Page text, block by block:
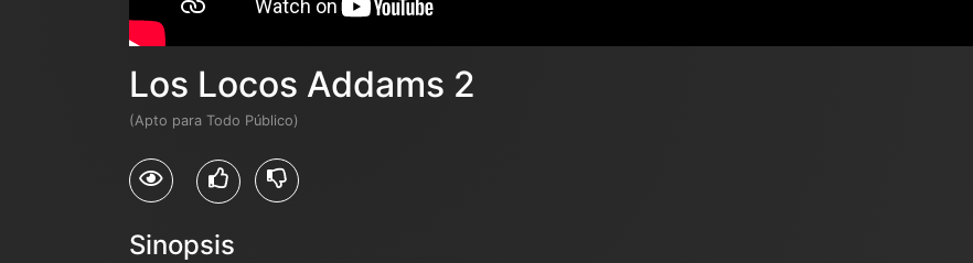
Los Locos Addams 2
(Apto para Todo Público)
Sinopsis